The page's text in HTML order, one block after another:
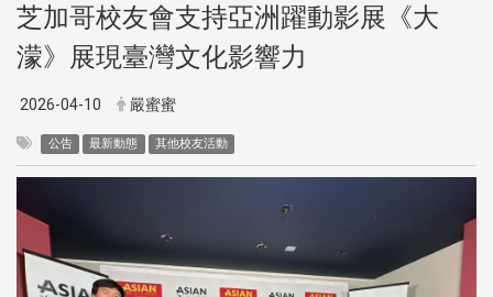
芝加哥校友會支持亞洲躍動影展《大
濛》展現臺灣文化影響力
2026-04-10 嚴蜜蜜
公告 最新動態 其他校友活動